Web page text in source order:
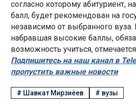
согласно которому абитуриент,
балл, будет рекомендован на
независимо от выбранного
набравшая высокие баллы,
возможность учиться,
Подпишитесь на наш канал в
пропустить важные новости
# Шавкат Мирзиёев # вузы